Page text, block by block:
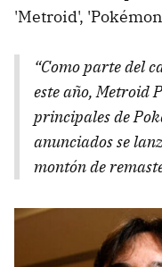
'Metroid',
“Como parte del
este año, Metroid
principales de
anunciados se
montón de